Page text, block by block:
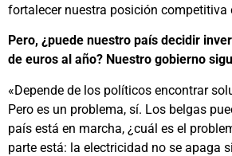
fortalecer nuestra posición competitiva
Pero, ¿puede nuestro país decidir
de euros al año? Nuestro gobierno
«Depende de los políticos encontrar
Pero es un problema, sí. Los belgas
país está en marcha, ¿cuál es el
parte está: la electricidad no se apaga